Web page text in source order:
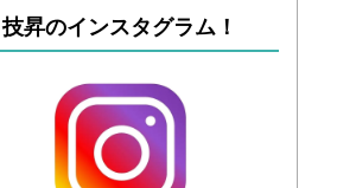
技昇のインスタグラム！